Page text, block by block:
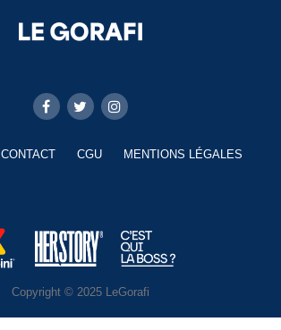
CONTACT CGU MENTIONS LÉGALES
Copyright © 2025 LeGorafi